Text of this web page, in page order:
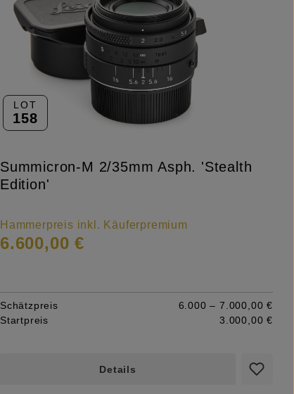
LOT
158
Summicron-M 2/35mm Asph. 'Stealth
Edition'
Hammerpreis inkl. Käuferpremium
6.600,00 €
Schätzpreis
6.000 – 7.000,00 €
Startpreis
3.000,00 €
Details